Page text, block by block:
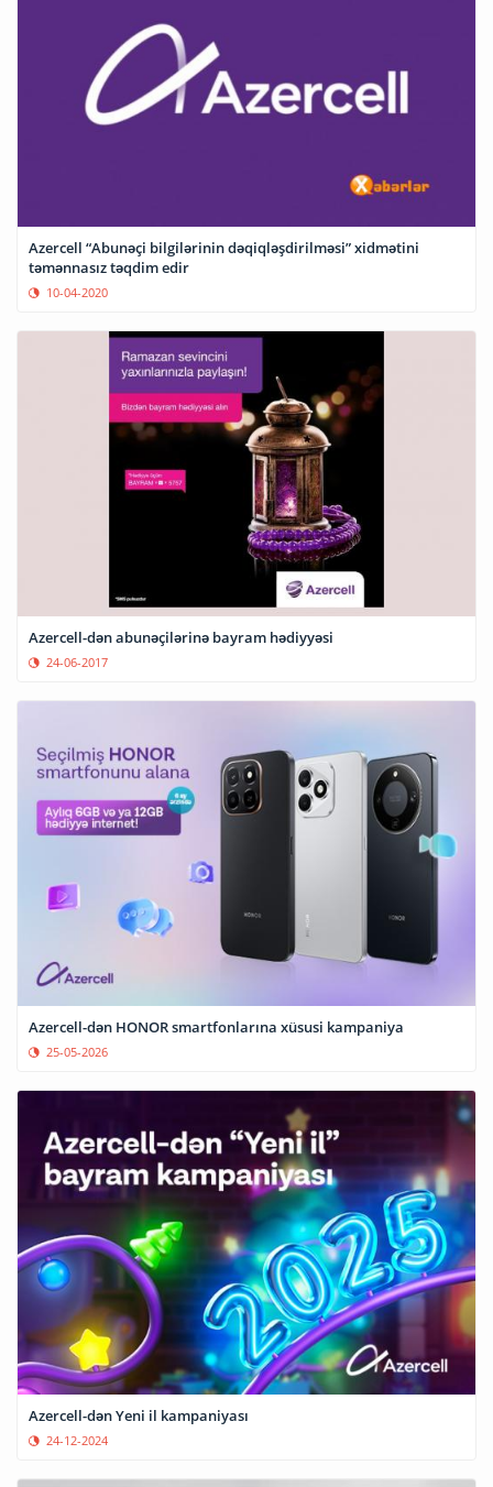
Azercell “Abunəçi bilgilərinin dəqiqləşdirilməsi” xidmətini
təmənnasız təqdim edir
10-04-2020
Azercell-dən abunəçilərinə bayram hədiyyəsi
24-06-2017
Azercell-dən HONOR smartfonlarına xüsusi kampaniya
25-05-2026
Azercell-dən Yeni il kampaniyası
24-12-2024